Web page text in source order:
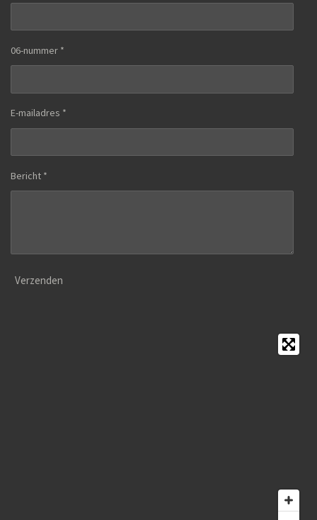
06-nummer *
E-mailadres *
Bericht *
Verzenden